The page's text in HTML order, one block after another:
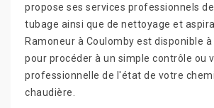
propose ses services professionnels
tubage ainsi que de nettoyage et
Ramoneur à Coulomby est disponible
pour procéder à un simple contrôle ou
professionnelle de l'état de votre
chaudière.